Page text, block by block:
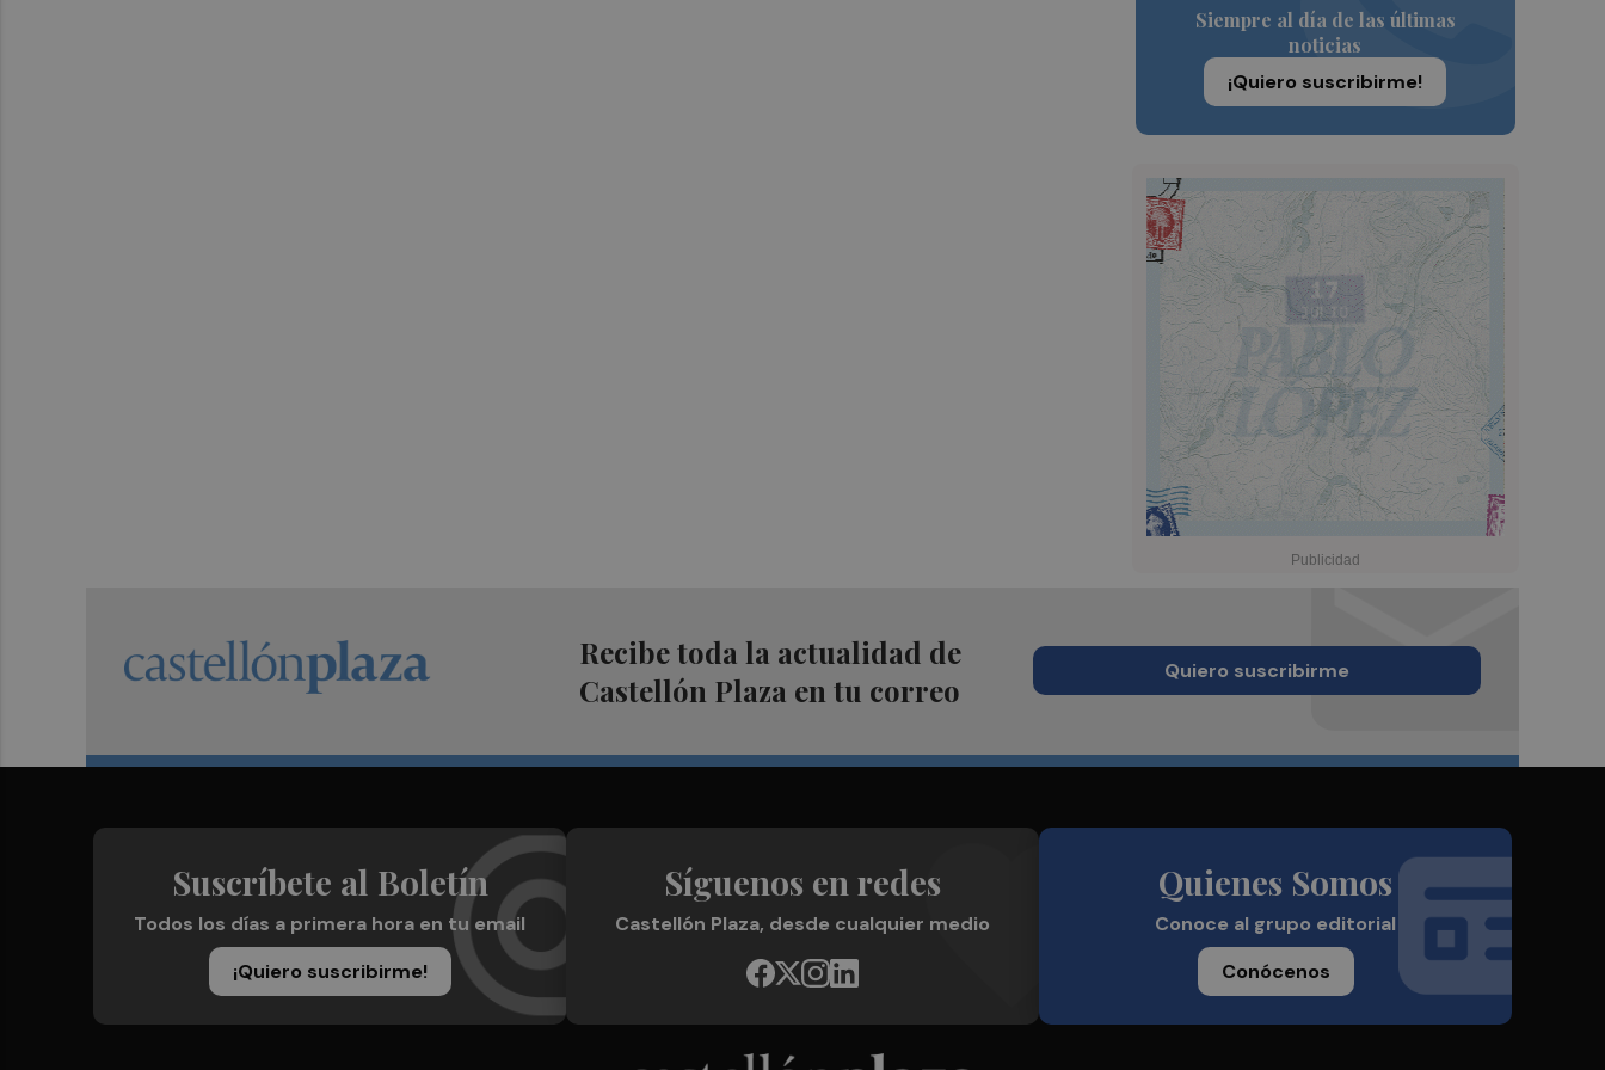
Siempre al día de las últimas
noticias
¡Quiero suscribirme!
Recibe toda la actualidad de
Castellón Plaza en tu correo
Quiero suscribirme
Suscríbete al Boletín
Todos los días a primera hora en tu email
¡Quiero suscribirme!
Síguenos en redes
Castellón Plaza, desde cualquier medio
Quienes Somos
Conoce al grupo editorial
Conócenos